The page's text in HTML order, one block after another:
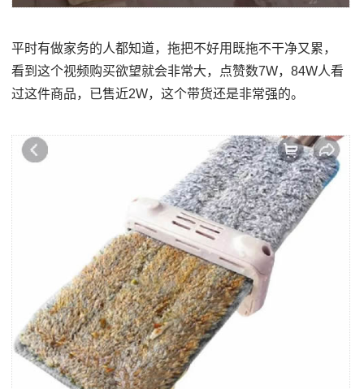
平时有做家务的人都知道，拖把不好用既拖不干净又累，
看到这个视频购买欲望就会非常大，点赞数7W，84W人看
过这件商品，已售近2W，这个带货还是非常强的。